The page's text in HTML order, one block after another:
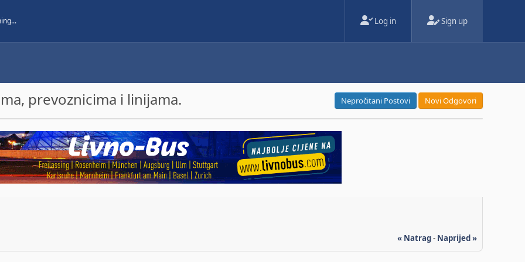
Log in Sign up
prevoznicima i linijama. Nepročitani Postovi Novi Odgovori
« Natrag- Naprijed »